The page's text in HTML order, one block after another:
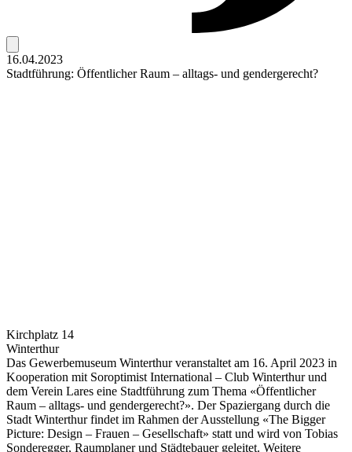
16.04.2023
Stadtführung: Öffentlicher Raum – alltags- und gendergerecht?
Kirchplatz 14
Winterthur
Das Gewerbemuseum Winterthur veranstaltet am 16. April 2023 in
Kooperation mit Soroptimist International – Club Winterthur und
dem Verein Lares eine Stadtführung zum Thema «Öffentlicher
Raum – alltags- und gendergerecht?». Der Spaziergang durch die
Stadt Winterthur findet im Rahmen der Ausstellung «The Bigger
Picture: Design – Frauen – Gesellschaft» statt und wird von Tobias
Sonderegger, Raumplaner und Städtebauer geleitet. Weitere